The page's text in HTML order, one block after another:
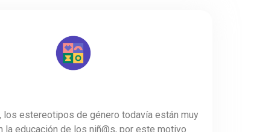
los estereotipos de género todavía están muy
la educación de los niñ@s, por este motivo